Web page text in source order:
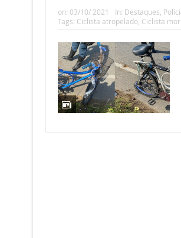
on: 03/10/ 2021 In: Destaques
Tags: Ciclista atropelado, Ciclista